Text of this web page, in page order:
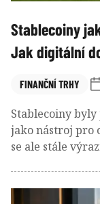
Stablecoiny
Jak digitální
FINANČNÍ TRHY
Stablecoiny
jako nástroj pro
se ale stále
amerických